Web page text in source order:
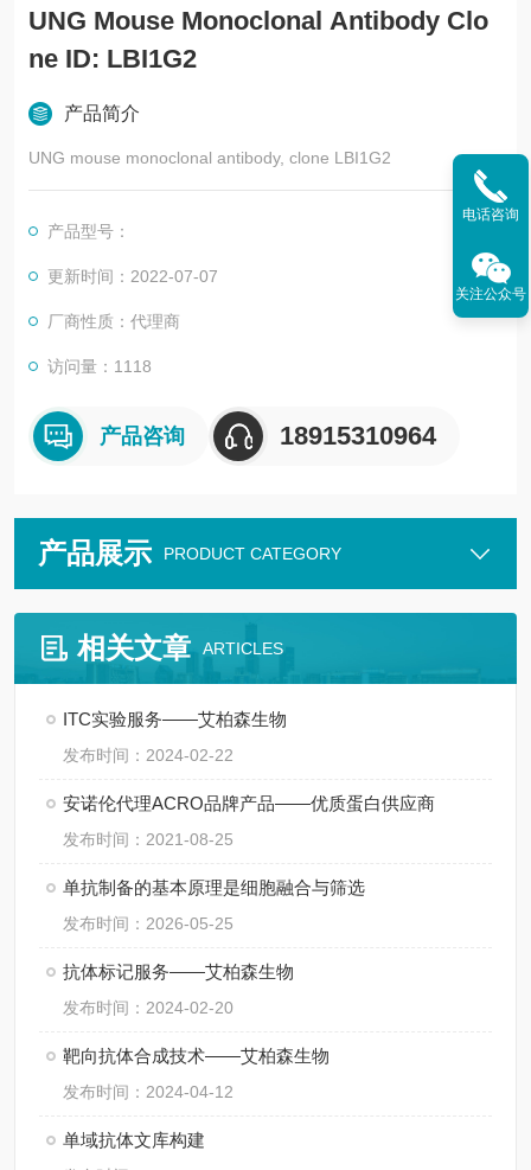
UNG Mouse Monoclonal Antibody Clo
ne ID: LBI1G2
产品简介
UNG mouse monoclonal antibody, clone LBI1G2
产品型号：
更新时间：2022-07-07
厂商性质：代理商
访问量：1118
产品咨询 18915310964
产品展示 PRODUCT CATEGORY
相关文章 ARTICLES
ITC实验服务——艾柏森生物
发布时间：2024-02-22
安诺伦代理ACRO品牌产品——优质蛋白供应商
发布时间：2021-08-25
单抗制备的基本原理是细胞融合与筛选
发布时间：2026-05-25
抗体标记服务——艾柏森生物
发布时间：2024-02-20
靶向抗体合成技术——艾柏森生物
发布时间：2024-04-12
单域抗体文库构建
电话咨询
关注公众号